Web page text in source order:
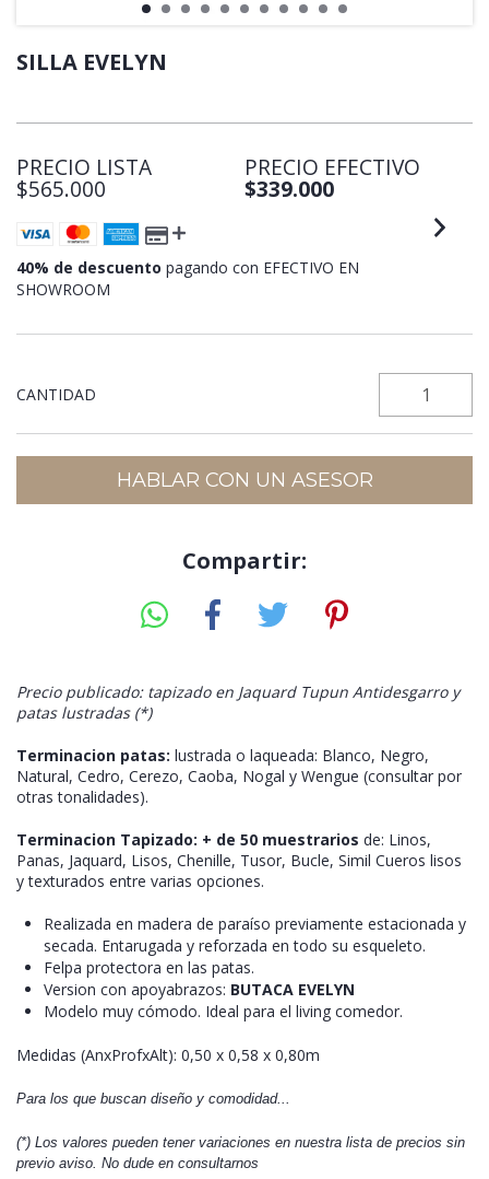
SILLA EVELYN
PRECIO LISTA
$565.000
PRECIO EFECTIVO
$339.000
40% de descuento pagando con EFECTIVO EN
SHOWROOM
CANTIDAD
HABLAR CON UN ASESOR
Compartir:
Precio publicado: tapizado en Jaquard Tupun Antidesgarro y
patas lustradas (*)
Terminacion patas: lustrada o laqueada: Blanco, Negro,
Natural, Cedro, Cerezo, Caoba, Nogal y Wengue (consultar por
otras tonalidades).
Terminacion Tapizado: + de 50 muestrarios de: Linos,
Panas, Jaquard, Lisos, Chenille, Tusor, Bucle, Simil Cueros lisos
y texturados entre varias opciones.
Realizada en madera de paraíso previamente estacionada y
secada. Entarugada y reforzada en todo su esqueleto.
Felpa protectora en las patas.
Version con apoyabrazos: BUTACA EVELYN
Modelo muy cómodo. Ideal para el living comedor.
Medidas (AnxProfxAlt): 0,50 x 0,58 x 0,80m
Para los que buscan diseño y comodidad...
(*) Los valores pueden tener variaciones en nuestra lista de precios sin
previo aviso. No dude en consultarnos